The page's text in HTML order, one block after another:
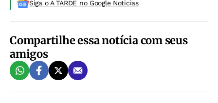
Siga o A TARDE no Google Noticias
Compartilhe essa notícia com seus
amigos